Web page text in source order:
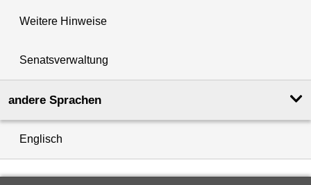
Weitere Hinweise
Senatsverwaltung
andere Sprachen
Englisch